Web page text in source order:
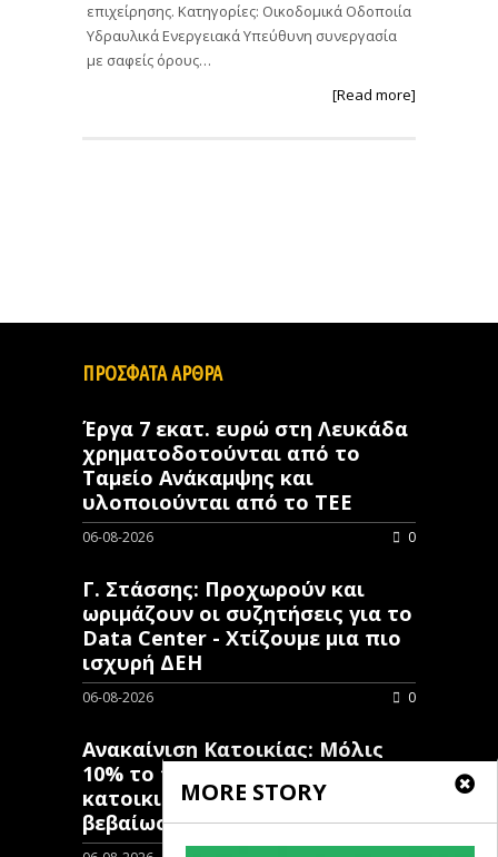
επιχείρησης. Κατηγορίες: Οικοδομικά Οδοποιία
Υδραυλικά Ενεργειακά Υπεύθυνη συνεργασία
με σαφείς όρους…
[Read more]
MORE STORY
ΠΡΟΣΦΑΤΑ ΑΡΘΡΑ
Έργα 7 εκατ. ευρώ στη Λευκάδα
χρηματοδοτούνται από το
Ταμείο Ανάκαμψης και
υλοποιούνται από το ΤΕΕ
06-08-2026 0
Γ. Στάσσης: Προχωρούν και
ωριμάζουν οι συζητήσεις για το
Data Center - Χτίζουμε μια πιο
ισχυρή ΔΕΗ
06-08-2026 0
Ανακαίνιση Κατοικίας: Μόλις
10% το ποσοστό των κλειστών
κατοικιών που έχουν λάβει
βεβαίωση ένταξης